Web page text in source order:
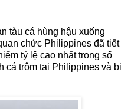
tàu cá hùng hậu xuống
chức Philippines đã tiết
tỷ lệ cao nhất trong số
trộm tại Philippines và bị